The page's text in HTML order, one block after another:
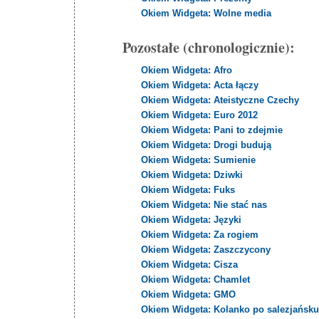
Okiem Widgeta: Wolne media
Pozostałe (chronologicznie):
Okiem Widgeta: Afro
Okiem Widgeta: Acta łączy
Okiem Widgeta: Ateistyczne Czechy
Okiem Widgeta: Euro 2012
Okiem Widgeta: Pani to zdejmie
Okiem Widgeta: Drogi budują
Okiem Widgeta: Sumienie
Okiem Widgeta: Dziwki
Okiem Widgeta: Fuks
Okiem Widgeta: Nie stać nas
Okiem Widgeta: Języki
Okiem Widgeta: Za rogiem
Okiem Widgeta: Zaszczycony
Okiem Widgeta: Cisza
Okiem Widgeta: Chamlet
Okiem Widgeta: GMO
Okiem Widgeta: Kolanko po salezjańsku